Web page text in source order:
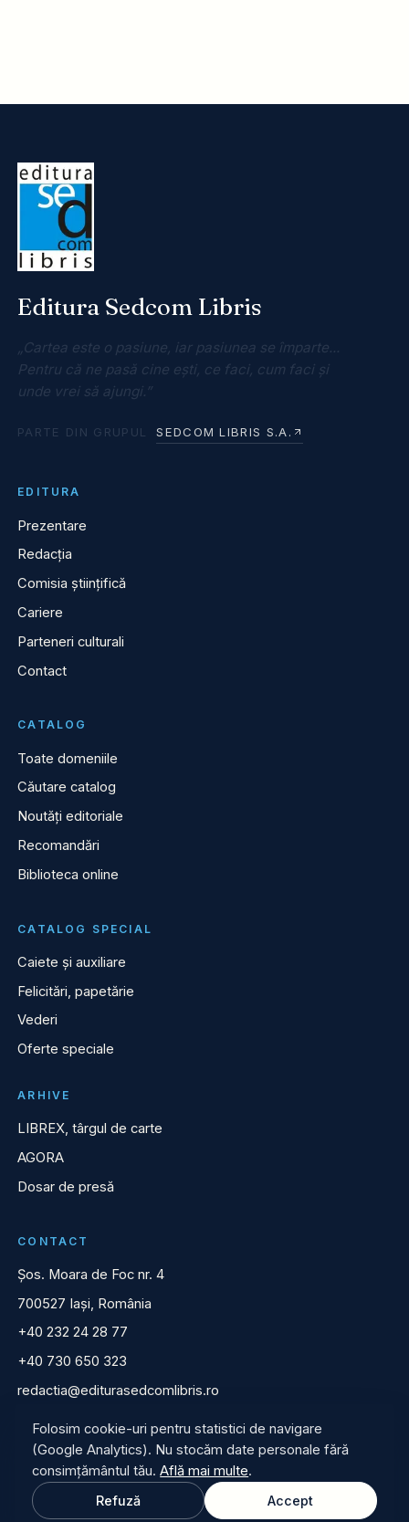
Editura Sedcom Libris
„Cartea este o pasiune, iar pasiunea se împarte...
Pentru că ne pasă cine ești, ce faci, cum faci și
unde vrei să ajungi.”
PARTE DIN GRUPUL SEDCOM LIBRIS S.A.
EDITURA
Prezentare
Redacția
Comisia științifică
Cariere
Parteneri culturali
Contact
CATALOG
Toate domeniile
Căutare catalog
Noutăți editoriale
Recomandări
Biblioteca online
CATALOG SPECIAL
Caiete și auxiliare
Felicitări, papetărie
Vederi
Oferte speciale
ARHIVE
LIBREX, târgul de carte
AGORA
Dosar de presă
CONTACT
Șos. Moara de Foc nr. 4
700527 Iași, România
+40 232 24 28 77
+40 730 650 323
redactia@editurasedcomlibris.ro
© 2026 Editura Sedcom Libris. Toate drepturile rezervate.
ANPC, Protecția Consumatorilor
Folosim cookie-uri pentru statistici de navigare
(Google Analytics). Nu stocăm date personale fără
consimțământul tău.Află mai multe.
Refuză Accept